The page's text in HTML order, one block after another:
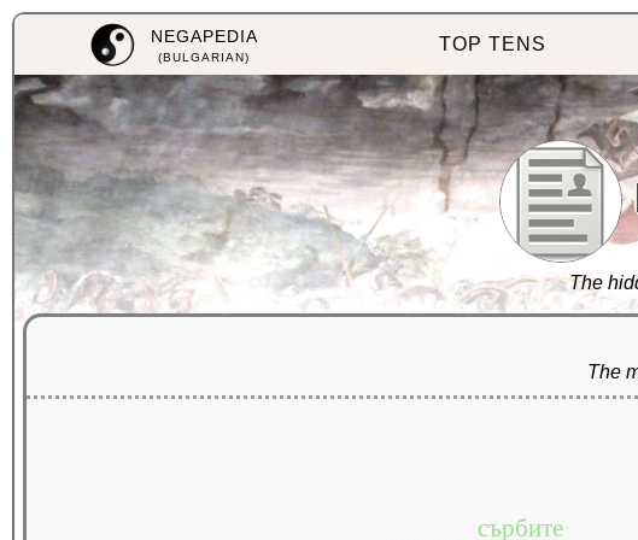
NEGAPEDIA
(BULGARIAN)
TOP TENS
The
The
сърбите